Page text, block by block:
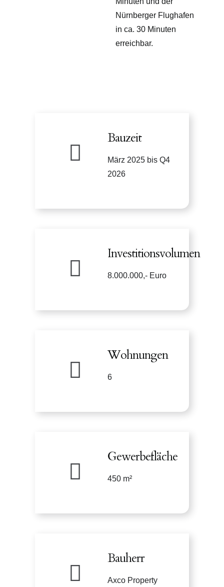
Nürnberger Flughafen
in ca. 30 Minuten
erreichbar.
Bauzeit
März 2025 bis Q4
2026
Investitionsvolumen
8.000.000,- Euro
Wohnungen
6
Gewerbefläche
450 m²
Bauherr
Axco Property